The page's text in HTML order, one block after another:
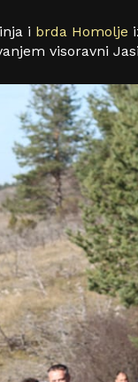
i brda Homolje
visoravni